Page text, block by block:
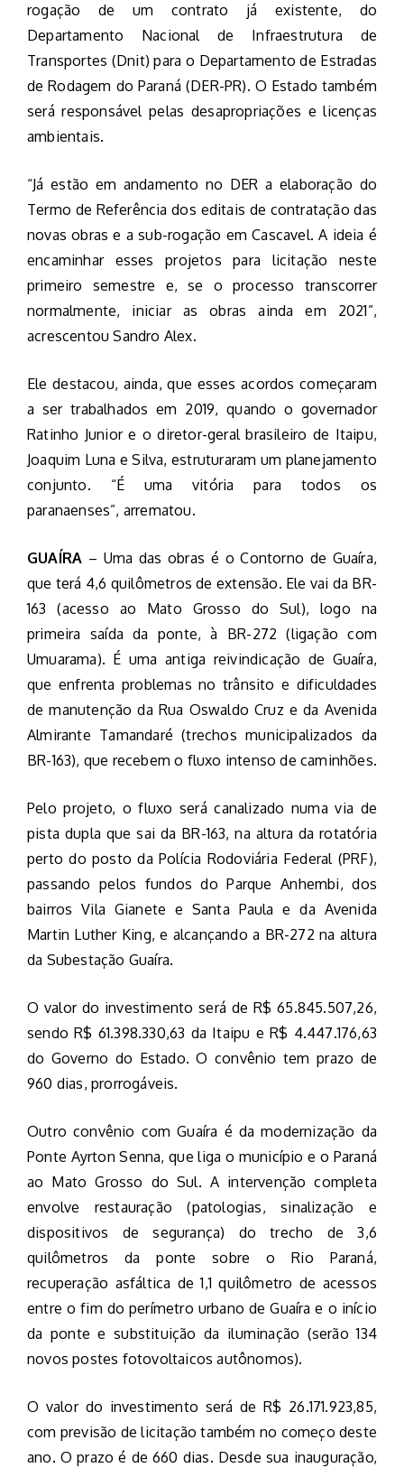
rogação de um contrato já existente, do
Departamento Nacional de Infraestrutura de
Transportes (Dnit) para o Departamento de Estradas
de Rodagem do Paraná (DER-PR). O Estado também
será responsável pelas desapropriações e licenças
ambientais.
“Já estão em andamento no DER a elaboração do
Termo de Referência dos editais de contratação das
novas obras e a sub-rogação em Cascavel. A ideia é
encaminhar esses projetos para licitação neste
primeiro semestre e, se o processo transcorrer
normalmente, iniciar as obras ainda em 2021”,
acrescentou Sandro Alex.
Ele destacou, ainda, que esses acordos começaram
a ser trabalhados em 2019, quando o governador
Ratinho Junior e o diretor-geral brasileiro de Itaipu,
Joaquim Luna e Silva, estruturaram um planejamento
conjunto. “É uma vitória para todos os
paranaenses”, arrematou.
GUAÍRA – Uma das obras é o Contorno de Guaíra,
que terá 4,6 quilômetros de extensão. Ele vai da BR-
163 (acesso ao Mato Grosso do Sul), logo na
primeira saída da ponte, à BR-272 (ligação com
Umuarama). É uma antiga reivindicação de Guaíra,
que enfrenta problemas no trânsito e dificuldades
de manutenção da Rua Oswaldo Cruz e da Avenida
Almirante Tamandaré (trechos municipalizados da
BR-163), que recebem o fluxo intenso de caminhões.
Pelo projeto, o fluxo será canalizado numa via de
pista dupla que sai da BR-163, na altura da rotatória
perto do posto da Polícia Rodoviária Federal (PRF),
passando pelos fundos do Parque Anhembi, dos
bairros Vila Gianete e Santa Paula e da Avenida
Martin Luther King, e alcançando a BR-272 na altura
da Subestação Guaíra.
O valor do investimento será de R$ 65.845.507,26,
sendo R$ 61.398.330,63 da Itaipu e R$ 4.447.176,63
do Governo do Estado. O convênio tem prazo de
960 dias, prorrogáveis.
Outro convênio com Guaíra é da modernização da
Ponte Ayrton Senna, que liga o município e o Paraná
ao Mato Grosso do Sul. A intervenção completa
envolve restauração (patologias, sinalização e
dispositivos de segurança) do trecho de 3,6
quilômetros da ponte sobre o Rio Paraná,
recuperação asfáltica de 1,1 quilômetro de acessos
entre o fim do perímetro urbano de Guaíra e o início
da ponte e substituição da iluminação (serão 134
novos postes fotovoltaicos autônomos).
O valor do investimento será de R$ 26.171.923,85,
com previsão de licitação também no começo deste
ano. O prazo é de 660 dias. Desde sua inauguração,